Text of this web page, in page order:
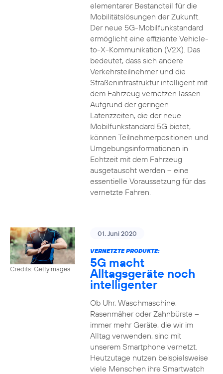
elementarer Bestandteil für die
Mobilitätslösungen der Zukunft.
Der neue 5G-Mobilfunkstandard
ermöglicht eine effiziente Vehicle-
to-X-Kommunikation (V2X). Das
bedeutet, dass sich andere
Verkehrsteilnehmer und die
Straßeninfrastruktur intelligent mit
dem Fahrzeug vernetzen lassen.
Aufgrund der geringen
Latenzzeiten, die der neue
Mobilfunkstandard 5G bietet,
können Teilnehmerpositionen und
Umgebungsinformationen in
Echtzeit mit dem Fahrzeug
ausgetauscht werden – eine
essentielle Voraussetzung für das
vernetzte Fahren.
Credits: Gettyimages
01. Juni 2020
VERNETZTE PRODUKTE:
5G macht
Alltagsgeräte noch
intelligenter
Ob Uhr, Waschmaschine,
Rasenmäher oder Zahnbürste –
immer mehr Geräte, die wir im
Alltag verwenden, sind mit
unserem Smartphone vernetzt.
Heutzutage nutzen beispielsweise
viele Menschen ihre Smartwatch